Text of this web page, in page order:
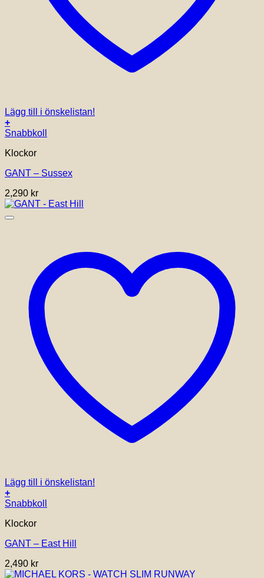
Lägg till i önskelistan!
+
Snabbkoll
Klockor
GANT – Sussex
2,290 kr
Lägg till i önskelistan!
+
Snabbkoll
Klockor
GANT – East Hill
2,490 kr